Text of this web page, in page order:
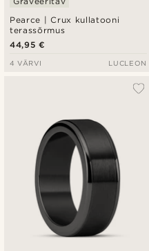
Pearce | Crux kullatooni
terassõrmus
44,95 €
4 VÄRVI LUCLEON